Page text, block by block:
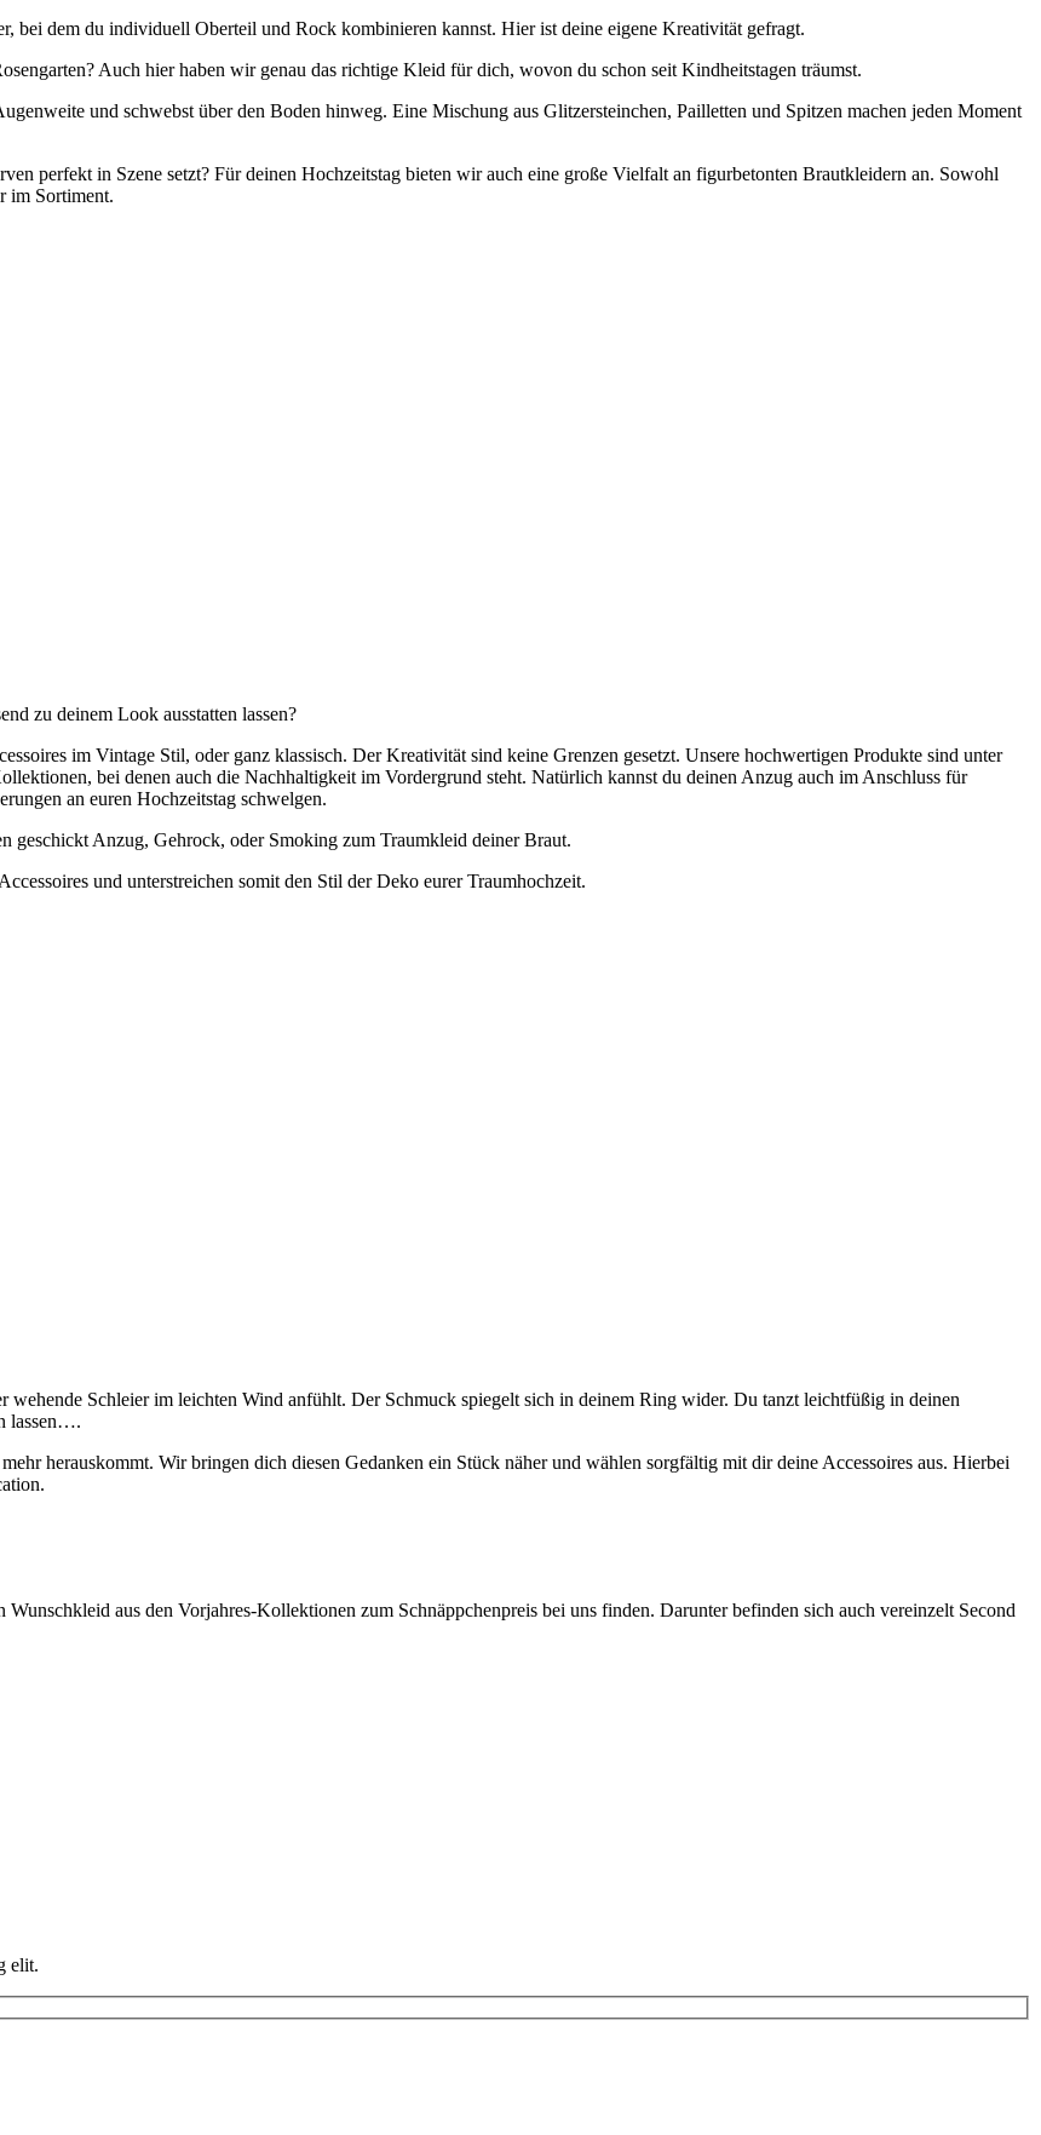
bei dem du individuell Oberteil und Rock kombinieren kannst. Hier ist deine eigene Kreativität gefragt.
Auch hier haben wir genau das richtige Kleid für dich, wovon du schon seit Kindheitstagen träumst.
und schwebst über den Boden hinweg. Eine Mischung aus Glitzersteinchen, Pailletten und Spitzen machen jeden Moment
perfekt in Szene setzt? Für deinen Hochzeitstag bieten wir auch eine große Vielfalt an figurbetonten Brautkleidern an. Sowohl
im Sortiment.
zu deinem Look ausstatten lassen?
im Vintage Stil, oder ganz klassisch. Der Kreativität sind keine Grenzen gesetzt. Unsere hochwertigen Produkte sind unter
bei denen auch die Nachhaltigkeit im Vordergrund steht. Natürlich kannst du deinen Anzug auch im Anschluss für
an euren Hochzeitstag schwelgen.
geschickt Anzug, Gehrock, oder Smoking zum Traumkleid deiner Braut.
und unterstreichen somit den Stil der Deko eurer Traumhochzeit.
Schleier im leichten Wind anfühlt. Der Schmuck spiegelt sich in deinem Ring wider. Du tanzt leichtfüßig in deinen
lassen….
herauskommt. Wir bringen dich diesen Gedanken ein Stück näher und wählen sorgfältig mit dir deine Accessoires aus. Hierbei
aus den Vorjahres-Kollektionen zum Schnäppchenpreis bei uns finden. Darunter befinden sich auch vereinzelt Second
elit.